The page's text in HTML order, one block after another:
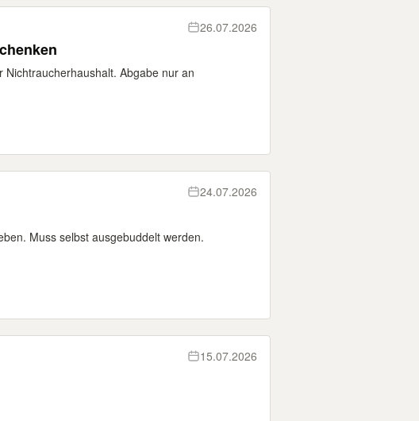
26.07.2026
Abgabe nur an
24.07.2026
Muss selbst ausgebuddelt werden.
15.07.2026